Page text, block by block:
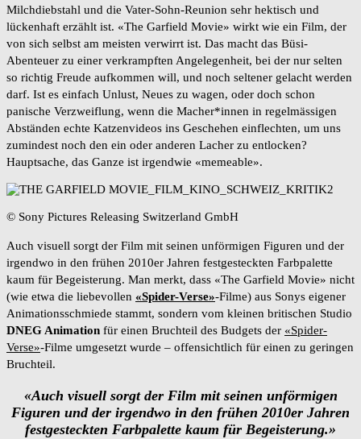
Milchdiebstahl und die Vater-Sohn-Reunion sehr hektisch und
lückenhaft erzählt ist. «The Garfield Movie» wirkt wie ein Film, der
von sich selbst am meisten verwirrt ist. Das macht das Büsi-
Abenteuer zu einer verkrampften Angelegenheit, bei der nur selten
so richtig Freude aufkommen will, und noch seltener gelacht werden
darf. Ist es einfach Unlust, Neues zu wagen, oder doch schon
panische Verzweiflung, wenn die Macher*innen in regelmässigen
Abständen echte Katzenvideos ins Geschehen einflechten, um uns
zumindest noch den ein oder anderen Lacher zu entlocken?
Hauptsache, das Ganze ist irgendwie «memeable».
© Sony Pictures Releasing Switzerland GmbH
Auch visuell sorgt der Film mit seinen unförmigen Figuren und der
irgendwo in den frühen 2010er Jahren festgesteckten Farbpalette
kaum für Begeisterung. Man merkt, dass «The Garfield Movie» nicht
(wie etwa die liebevollen «Spider-Verse»-Filme) aus Sonys eigener
Animationsschmiede stammt, sondern vom kleinen britischen Studio
DNEG Animation für einen Bruchteil des Budgets der «Spider-
Verse»-Filme umgesetzt wurde – offensichtlich für einen zu geringen
Bruchteil.
«Auch visuell sorgt der Film mit seinen unförmigen
Figuren und der irgendwo in den frühen 2010er Jahren
festgesteckten Farbpalette kaum für Begeisterung.»